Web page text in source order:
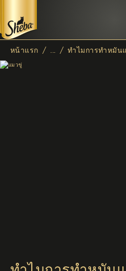
Breadcrumb
หน้าแรก / / ทำไมการทำหมัน